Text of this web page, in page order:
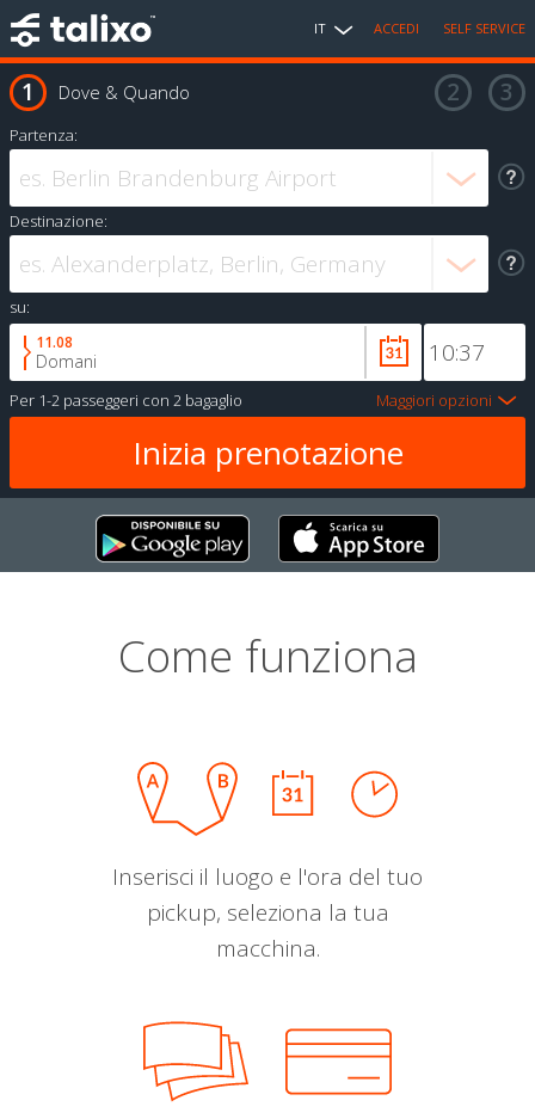
IT ACCEDI SELF SERVICE
Dove & Quando
Partenza:
Destinazione:
su:
11.08
Domani
Per 1-2 passeggeri con 2 bagaglio Maggiori opzioni
Come funziona
Inserisci il luogo e l'ora del tuo
pickup, seleziona la tua
macchina.